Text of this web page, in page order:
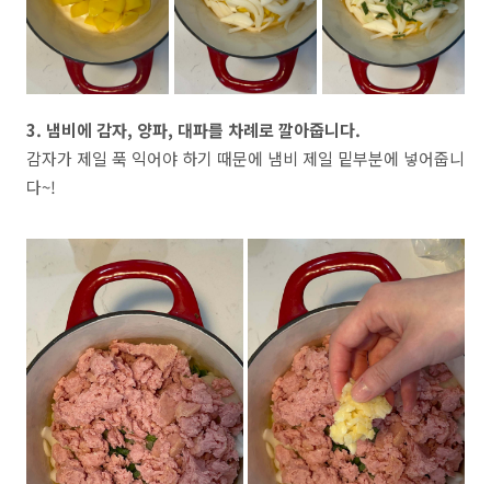
3. 냄비에 감자, 양파, 대파를 차례로 깔아줍니다.
감자가 제일 푹 익어야 하기 때문에 냄비 제일 밑부분에 넣어줍니
다~!